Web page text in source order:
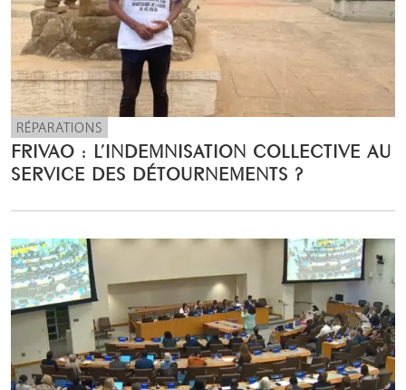
RÉPARATIONS
FRIVAO : L’INDEMNISATION COLLECTIVE AU
SERVICE DES DÉTOURNEMENTS ?